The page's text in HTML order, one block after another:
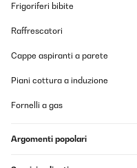
Frigoriferi bibite
Raffrescatori
Cappe aspiranti a parete
Piani cottura a induzione
Fornelli a gas
Argomenti popolari